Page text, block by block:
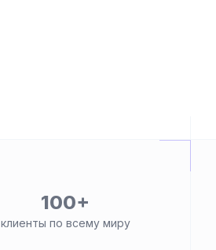
100+
клиенты по всему миру